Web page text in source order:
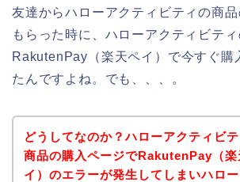
友達からハローアクティビティの商
もらった時に、ハローアクティビテ
RakutenPay（楽天ペイ）で今すぐ購
たんですよね。でも、、、。
どうしてなのか？ハローアクティビ
商品の購入ページでRakutenPay（楽
イ）のエラーが発生してしまいハロー